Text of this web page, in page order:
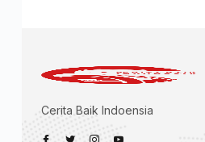
Cerita Baik Indoensia